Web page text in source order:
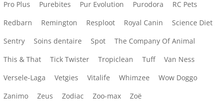
Pro Plus
Purebites Pur Evolution Purodora
RC Pets
Redbarn
Remington Resploot Royal Canin
Science Diet
Sentry
Soins dentaire Spot
The Company Of Animal
This & That
Tick Twister Tropiclean Tuff
Van Ness
Versele-Laga
Vetgies Vitalife Whimzee
Wow Doggo
Zanimo
Zeus Zodiac Zoo-max Zoë